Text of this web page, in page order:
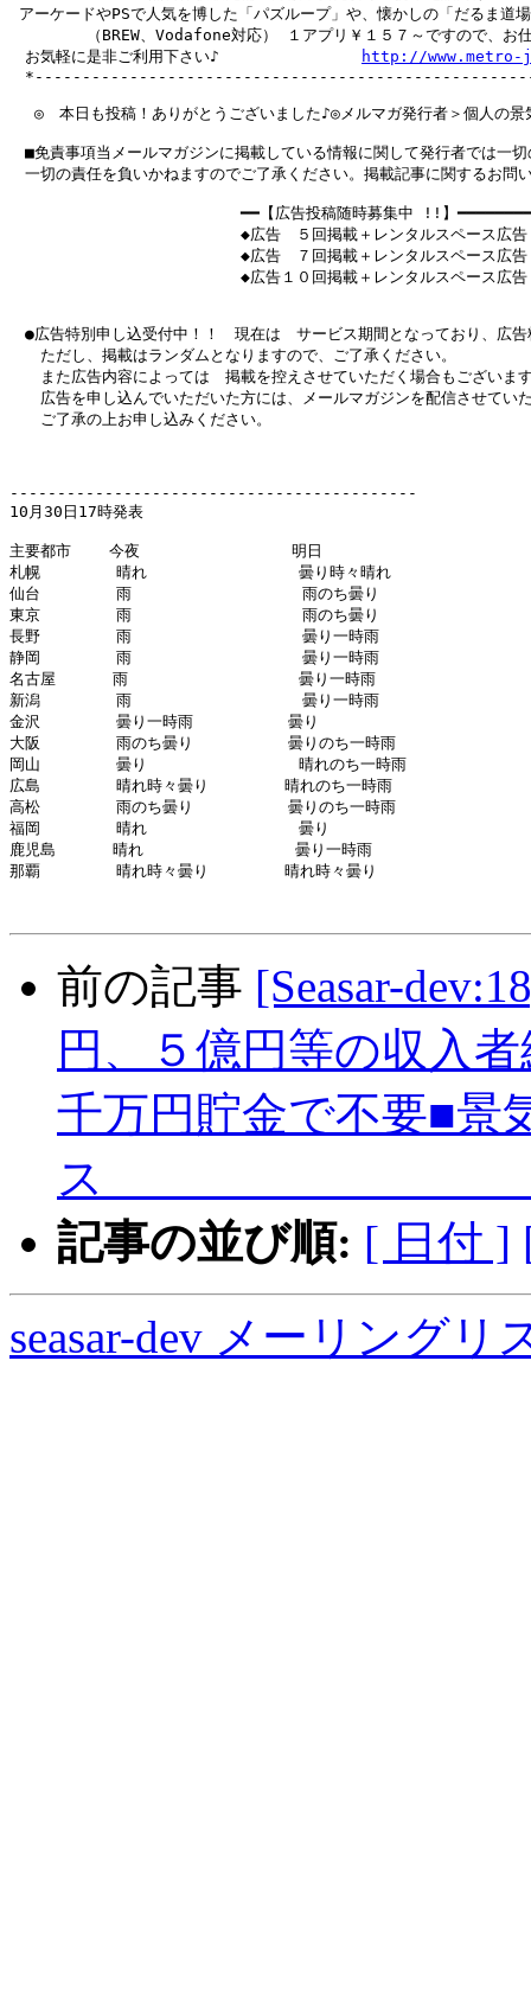
アーケードやPSで人気を博した「パズループ」や、懐かしの「だるま道
（BREW、Vodafone対応） １アプリ￥１５７～ですので、お仕
お気軽に是非ご利用下さい♪
http://www.metro-
◎　本日も投稿！ありがとうございました♪◎メルマガ発行者＞個人の景
■免責事項当メールマガジンに掲載している情報に関して発行者では一
一切の責任を負いかねますのでご了承ください。掲載記事に関するお問
━━【広告投稿随時募集中 !!】
◆広告　５回掲載＋レンタルスペース広告３０日
◆広告　７回掲載＋レンタルスペース広告４５日
◆広告１０回掲載＋レンタルスペース広告６０日
●広告特別申し込受付中！！　現在は　サービス期間となっており、広
ただし、掲載はランダムとなりますので、ご了承ください。
また広告内容によっては　掲載を控えさせていただく場合もございま
広告を申し込んでいただいた方には、メールマガジンを配信させてい
ご了承の上お申し込みください。　　　　　　　　　　　　　　　　
-------------------------------------------
10月30日17時発表
主要都市    今夜                明日
札幌        晴れ                曇り時々晴れ
仙台        雨                  雨のち曇り
東京        雨                  雨のち曇り
長野        雨                  曇り一時雨
静岡        雨                  曇り一時雨
名古屋      雨                  曇り一時雨
新潟        雨                  曇り一時雨
金沢        曇り一時雨          曇り
大阪        雨のち曇り          曇りのち一時雨
岡山        曇り                晴れのち一時雨
広島        晴れ時々曇り        晴れのち一時雨
高松        雨のち曇り          曇りのち一時雨
福岡        晴れ                曇り
鹿児島      晴れ                曇り一時雨
那覇        晴れ時々曇り        晴れ時々曇り
前の記事 [Seasar-
円、５億円等の収入
千万円貯金で不要■景
記事の並び順: [ 日付 ]
seasar-dev メーリングリ